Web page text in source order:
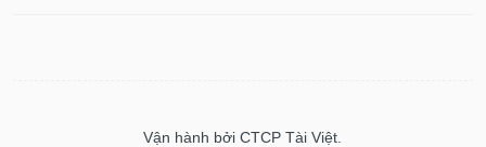
Vận hành bởi CTCP Tài Việt.